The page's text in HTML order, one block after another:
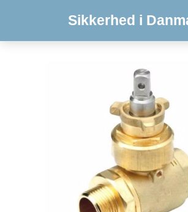
Sikkerhed i